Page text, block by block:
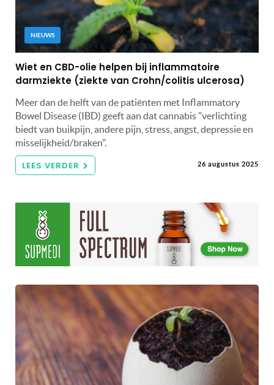
NIEUWS
Wiet en CBD-olie helpen bij inflammatoire
darmziekte (ziekte van Crohn/colitis ulcerosa)
Meer dan de helft van de patiënten met Inflammatory
Bowel Disease (IBD) geeft aan dat cannabis "verlichting
biedt van buikpijn, andere pijn, stress, angst, depressie en
misselijkheid/braken".
LEES VERDER 26 augustus 2025